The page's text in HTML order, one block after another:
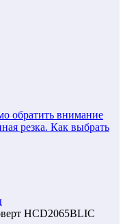
обратить внимание
резка. Как выбрать
HCD2065BLIC